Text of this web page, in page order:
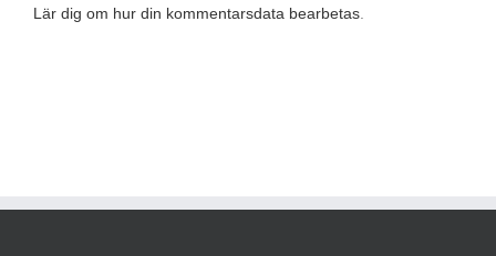
Lär dig om hur din kommentarsdata bearbetas